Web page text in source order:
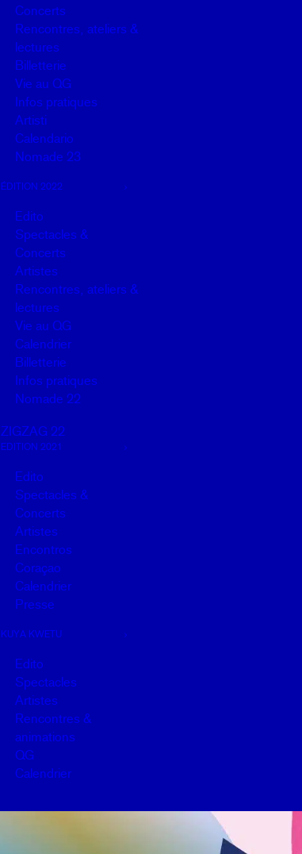
Concerts
Rencontres, ateliers &
lectures
Billetterie
Vie au QG
Infos pratiques
Artisti
Calendario
Nomade 23
ÉDITION 2022
Edito
Spectacles &
Concerts
Artistes
Rencontres, ateliers &
lectures
Vie au QG
Calendrier
Billetterie
Infos pratiques
Nomade 22
ZIGZAG 22
EDITION 2021
Edito
Spectacles &
Concerts
Artistes
Encontros
Coraçao
Calendrier
Presse
KUYA KWETU
Edito
Spectacles
Artistes
Rencontres &
animations
QG
Calendrier